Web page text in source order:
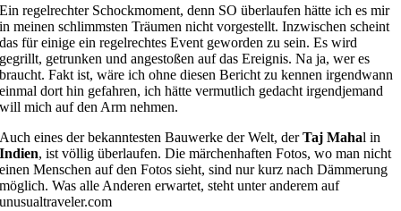
Ein regelrechter Schockmoment, denn SO überlaufen hätte ich es mir
in meinen schlimmsten Träumen nicht vorgestellt. Inzwischen scheint
das für einige ein regelrechtes Event geworden zu sein. Es wird
gegrillt, getrunken und angestoßen auf das Ereignis. Na ja, wer es
braucht. Fakt ist, wäre ich ohne diesen Bericht zu kennen irgendwann
einmal dort hin gefahren, ich hätte vermutlich gedacht irgendjemand
will mich auf den Arm nehmen.
Auch eines der bekanntesten Bauwerke der Welt, derTaj Mahal in
Indien, ist völlig überlaufen. Die märchenhaften Fotos, wo man nicht
einen Menschen auf den Fotos sieht, sind nur kurz nach Dämmerung
möglich. Was alle Anderen erwartet, steht unter anderem auf
unusualtraveler.com